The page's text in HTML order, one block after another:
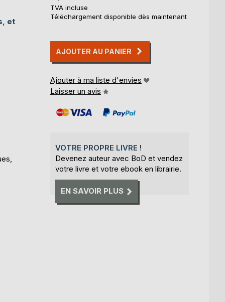
et
TVA incluse
Téléchargement disponible dès maintenant
AJOUTER AU PANIER
Ajouter à ma liste d'envies
Laisser un avis
VOTRE PROPRE LIVRE !
Devenez auteur avec BoD et vendez
votre livre et votre ebook en librairie.
EN SAVOIR PLUS